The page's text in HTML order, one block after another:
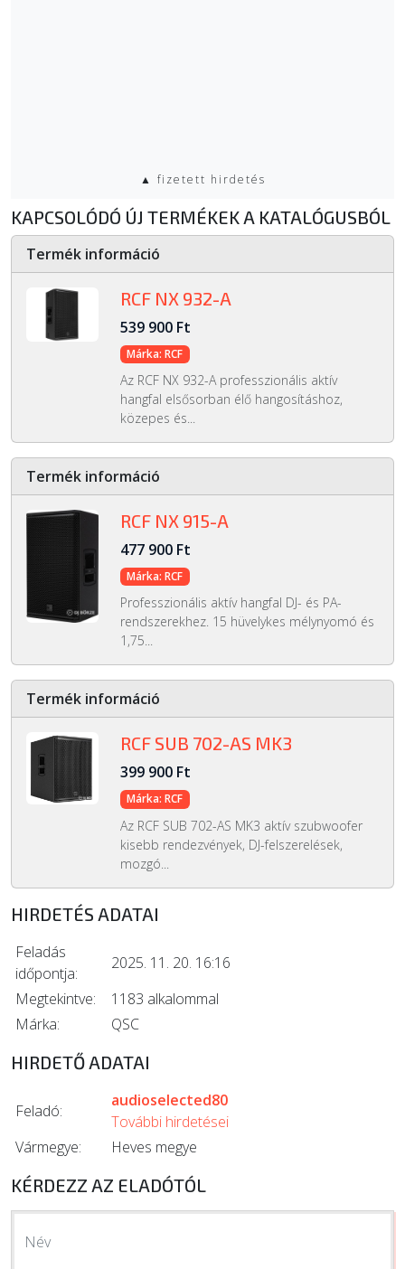
▲ fizetett hirdetés
KAPCSOLÓDÓ ÚJ TERMÉKEK A KATALÓGUSBÓL
Termék információ
RCF NX 932-A
539 900 Ft
Márka: RCF
Az RCF NX 932-A professzionális aktív
hangfal elsősorban élő hangosításhoz,
közepes és...
Termék információ
RCF NX 915-A
477 900 Ft
Márka: RCF
Professzionális aktív hangfal DJ- és PA-
rendszerekhez. 15 hüvelykes mélynyomó és
1,75...
Termék információ
RCF SUB 702-AS MK3
399 900 Ft
Márka: RCF
Az RCF SUB 702-AS MK3 aktív szubwoofer
kisebb rendezvények, DJ-felszerelések,
mozgó...
HIRDETÉS ADATAI
Feladás
időpontja:
2025. 11. 20. 16:16
Megtekintve:
1183 alkalommal
Márka:
QSC
HIRDETŐ ADATAI
Feladó:
audioselected80
További hirdetései
Vármegye:
Heves megye
KÉRDEZZ AZ ELADÓTÓL
Név